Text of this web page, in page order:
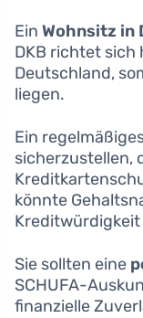
Ein Wohnsitz in
DKB richtet sich
Deutschland,
liegen.
Ein
sicherzustellen,
könnte
Sie sollten eine
SCHUFA-
finanzielle